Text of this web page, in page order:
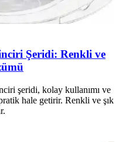
Şeridi: Renkli ve
şeridi, kolay kullanımı ve
hale getirir. Renkli ve şık